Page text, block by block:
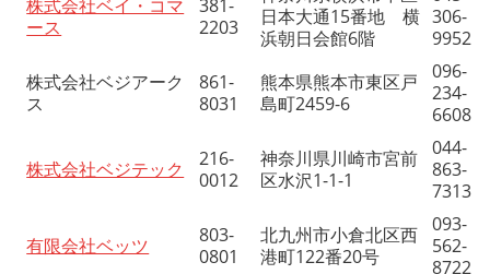
株式会社ベイ・コマ
ース
381-
2203
日本大通15番地 横
浜朝日会館6階
306-
9952
株式会社ベジアーク
ス
861-
8031
熊本県熊本市東区戸
島町2459-6
096-
234-
6608
株式会社ベジテック
216-
0012
神奈川県川崎市宮前
区水沢1-1-1
044-
863-
7313
有限会社ベッツ
803-
0801
北九州市小倉北区西
港町122番20号
093-
562-
8722